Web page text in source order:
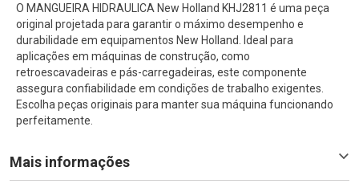
O MANGUEIRA HIDRAULICA New Holland KHJ2811 é uma peça
original projetada para garantir o máximo desempenho e
durabilidade em equipamentos New Holland. Ideal para
aplicações em máquinas de construção, como
retroescavadeiras e pás-carregadeiras, este componente
assegura confiabilidade em condições de trabalho exigentes.
Escolha peças originais para manter sua máquina funcionando
perfeitamente.
Mais informações